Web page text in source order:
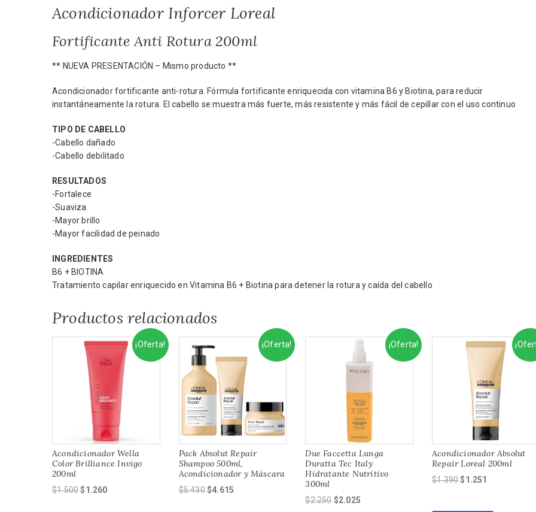
Acondicionador Inforcer Loreal
Fortificante Anti Rotura 200ml
** NUEVA PRESENTACIÓN – Mismo producto **
Acondicionador fortificante anti-rotura. Fórmula fortificante enriquecida con vitamina B6 y Biotina, para reducir
instantáneamente la rotura. El cabello se muestra más fuerte, más resistente y más fácil de cepillar con el uso continuo
TIPO DE CABELLO
-Cabello dañado
-Cabello debilitado
RESULTADOS
-Fortalece
-Suaviza
-Mayor brillo
-Mayor facilidad de peinado
INGREDIENTES
B6 + BIOTINA
Tratamiento capilar enriquecido en Vitamina B6 + Biotina para detener la rotura y caída del cabello
Productos relacionados
¡Oferta!
Acondicionador Wella
Color Brilliance Invigo
200ml
$1.500El
$1.260El
¡Oferta!
Pack Absolut Repair
Shampoo 500ml,
Acondicionador y Máscara
$5.430El
$4.615
¡Oferta!
Due Faccetta Lunga
Duratta Tec Italy
Hidratante Nutritivo
300ml
$2.250 El
$2.025El
Acondicionador Absolut
Repair Loreal 200ml
$1.390El
$1.251